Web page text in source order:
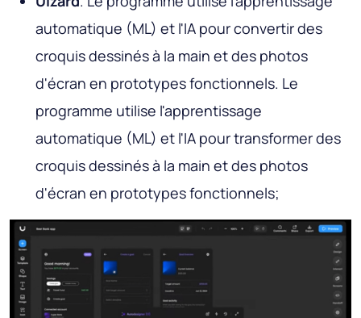
automatique (ML) et l'IA pour convertir des
croquis dessinés à la main et des photos
d'écran en prototypes fonctionnels. Le
programme utilise l'apprentissage
automatique (ML) et l'IA pour transformer des
croquis dessinés à la main et des photos
d'écran en prototypes fonctionnels;